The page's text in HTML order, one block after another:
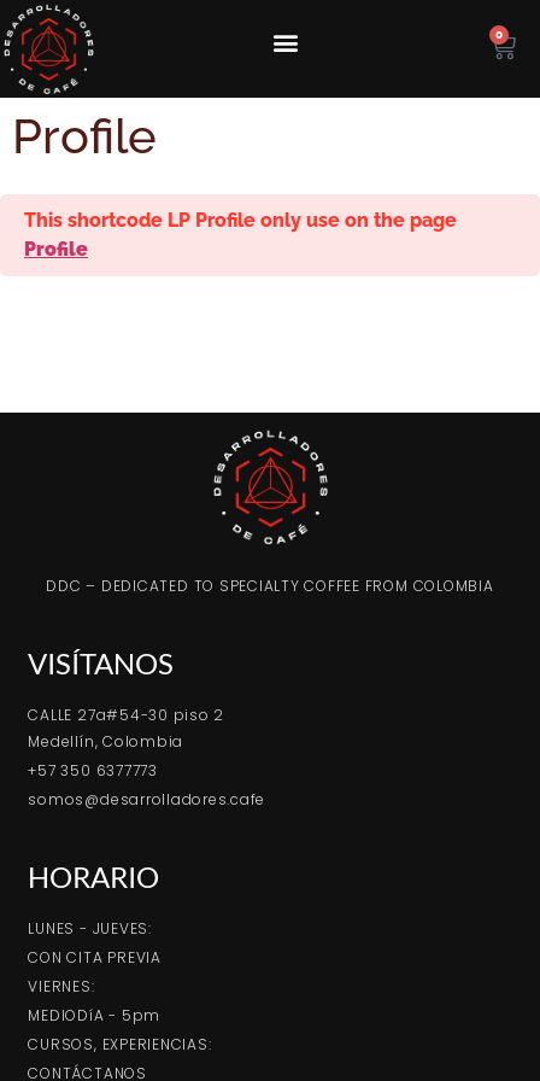
0
Profile
This shortcode LP Profile only use on the page
Profile
DDC – DEDICATED TO SPECIALTY COFFEE FROM COLOMBIA
VISÍTANOS
CALLE 27a#54-30 piso 2
Medellín, Colombia
+57 350 6377773
somos@desarrolladores.cafe
HORARIO
LUNES - JUEVES:
CON CITA PREVIA
VIERNES:
MEDIODíA - 5pm
CURSOS, EXPERIENCIAS:
CONTÁCTANOS